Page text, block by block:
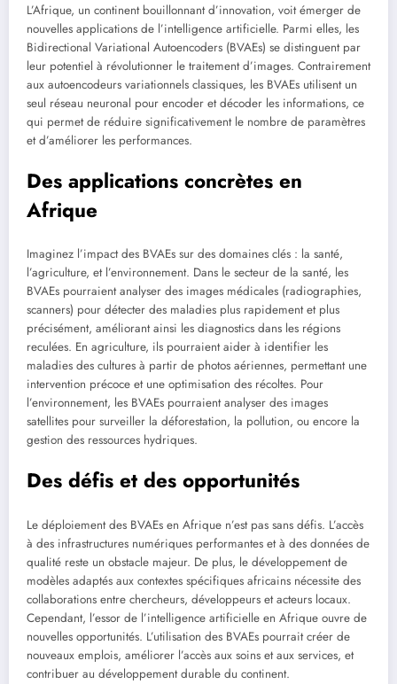
L’Afrique, un continent bouillonnant d’innovation, voit émerger de
nouvelles applications de l’intelligence artificielle. Parmi elles, les
Bidirectional Variational Autoencoders (BVAEs) se distinguent par
leur potentiel à révolutionner le traitement d’images. Contrairement
aux autoencodeurs variationnels classiques, les BVAEs utilisent un
seul réseau neuronal pour encoder et décoder les informations, ce
qui permet de réduire significativement le nombre de paramètres
et d’améliorer les performances.
Des applications concrètes en
Afrique
Imaginez l’impact des BVAEs sur des domaines clés : la santé,
l’agriculture, et l’environnement. Dans le secteur de la santé, les
BVAEs pourraient analyser des images médicales (radiographies,
scanners) pour détecter des maladies plus rapidement et plus
précisément, améliorant ainsi les diagnostics dans les régions
reculées. En agriculture, ils pourraient aider à identifier les
maladies des cultures à partir de photos aériennes, permettant une
intervention précoce et une optimisation des récoltes. Pour
l’environnement, les BVAEs pourraient analyser des images
satellites pour surveiller la déforestation, la pollution, ou encore la
gestion des ressources hydriques.
Des défis et des opportunités
Le déploiement des BVAEs en Afrique n’est pas sans défis. L’accès
à des infrastructures numériques performantes et à des données de
qualité reste un obstacle majeur. De plus, le développement de
modèles adaptés aux contextes spécifiques africains nécessite des
collaborations entre chercheurs, développeurs et acteurs locaux.
Cependant, l’essor de l’intelligence artificielle en Afrique ouvre de
nouvelles opportunités. L’utilisation des BVAEs pourrait créer de
nouveaux emplois, améliorer l’accès aux soins et aux services, et
contribuer au développement durable du continent.